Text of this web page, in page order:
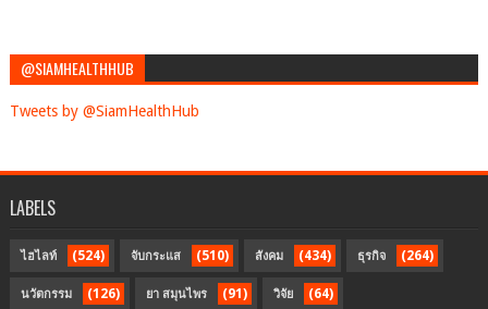
@SIAMHEALTHHUB
Tweets by @SiamHealthHub
LABELS
ไฮไลท์ (524) จับกระแส (510) สังคม (434) ธุรกิจ (264)
นวัตกรรม (126) ยา สมุนไพร (91) วิจัย (64)